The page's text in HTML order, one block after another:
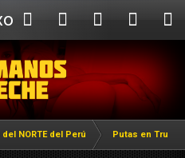
NORTE del Perú Putas en Trujillo